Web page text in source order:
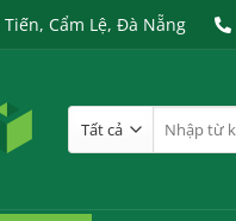
Cẩm Lệ, Đà Nẵng
kiếm: